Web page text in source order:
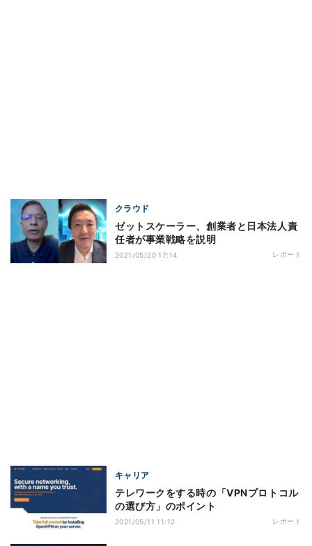
クラウド
ゼットスケーラー、創業者と日本法人責
任者が事業戦略を説明
2021/05/20 17:14 レポート
キャリア
テレワークをする時の「VPNプロトコル
の選び方」のポイント
2021/05/11 11:12 レポート